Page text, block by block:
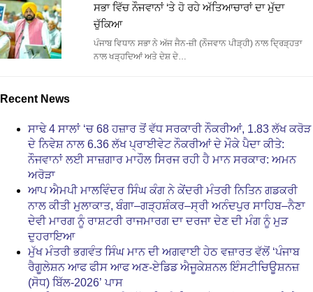
ਸਭਾ ਵਿੱਚ ਨੌਜਵਾਨਾਂ ‘ਤੇ ਹੋ ਰਹੇ ਅੱਤਿਆਚਾਰਾਂ ਦਾ ਮੁੱਦਾ
ਚੁੱਕਿਆ
ਪੰਜਾਬ ਵਿਧਾਨ ਸਭਾ ਨੇ ਅੱਜ ਜੈਨ-ਜ਼ੀ (ਨੌਜਵਾਨ ਪੀੜ੍ਹੀ) ਨਾਲ ਦ੍ਰਿੜ੍ਹਤਾ
ਨਾਲ ਖੜ੍ਹਦਿਆਂ ਅਤੇ ਦੇਸ਼ ਦੇ…
Recent News
ਸਾਢੇ 4 ਸਾਲਾਂ ‘ਚ 68 ਹਜ਼ਾਰ ਤੋਂ ਵੱਧ ਸਰਕਾਰੀ ਨੌਕਰੀਆਂ, 1.83 ਲੱਖ ਕਰੋੜ
ਦੇ ਨਿਵੇਸ਼ ਨਾਲ 6.36 ਲੱਖ ਪ੍ਰਾਈਵੇਟ ਨੌਕਰੀਆਂ ਦੇ ਮੌਕੇ ਪੈਦਾ ਕੀਤੇ:
ਨੌਜਵਾਨਾਂ ਲਈ ਸਾਜ਼ਗਾਰ ਮਾਹੌਲ ਸਿਰਜ ਰਹੀ ਹੈ ਮਾਨ ਸਰਕਾਰ: ਅਮਨ
ਅਰੋੜਾ
ਆਪ ਐਮਪੀ ਮਾਲਵਿੰਦਰ ਸਿੰਘ ਕੰਗ ਨੇ ਕੇਂਦਰੀ ਮੰਤਰੀ ਨਿਤਿਨ ਗਡਕਰੀ
ਨਾਲ ਕੀਤੀ ਮੁਲਾਕਾਤ, ਬੰਗਾ–ਗੜ੍ਹਸ਼ੰਕਰ–ਸ੍ਰੀ ਅਨੰਦਪੁਰ ਸਾਹਿਬ–ਨੈਣਾ
ਦੇਵੀ ਮਾਰਗ ਨੂੰ ਰਾਸ਼ਟਰੀ ਰਾਜਮਾਰਗ ਦਾ ਦਰਜਾ ਦੇਣ ਦੀ ਮੰਗ ਨੂੰ ਮੁੜ
ਦੁਹਰਾਇਆ
ਮੁੱਖ ਮੰਤਰੀ ਭਗਵੰਤ ਸਿੰਘ ਮਾਨ ਦੀ ਅਗਵਾਈ ਹੇਠ ਵਜ਼ਾਰਤ ਵੱਲੋਂ ‘ਪੰਜਾਬ
ਰੈਗੂਲੇਸ਼ਨ ਆਫ ਫੀਸ ਆਫ ਅਣ-ਏਡਿਡ ਐਜੂਕੇਸ਼ਨਲ ਇੰਸਟੀਚਿਊਸ਼ਨਜ਼
(ਸੋਧ) ਬਿੱਲ-2026’ ਪਾਸ